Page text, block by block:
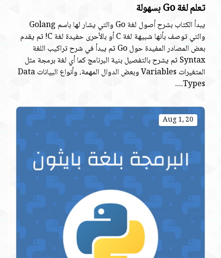
تعلم لغة Go بسهولة
يبدأ الكتاب بشرح أصول لغة Go والتي يشار لها باسم Golang
والتي توصف بأنها شبيهة لغة C أو بالأحرى حفيدة لغة C! ثم يقدم
بعض المصادر المفيدة حول Go ثم يبدأ في شرح تراكيب اللغة
Syntax ثم يشرح بالتفصيل بنية البرنامج كما أي لغة برمجة مثل
المتغيرات Variables وبعض الدوال المهمة، وأنواع البيانات Data
Types....
Aug 1, 20